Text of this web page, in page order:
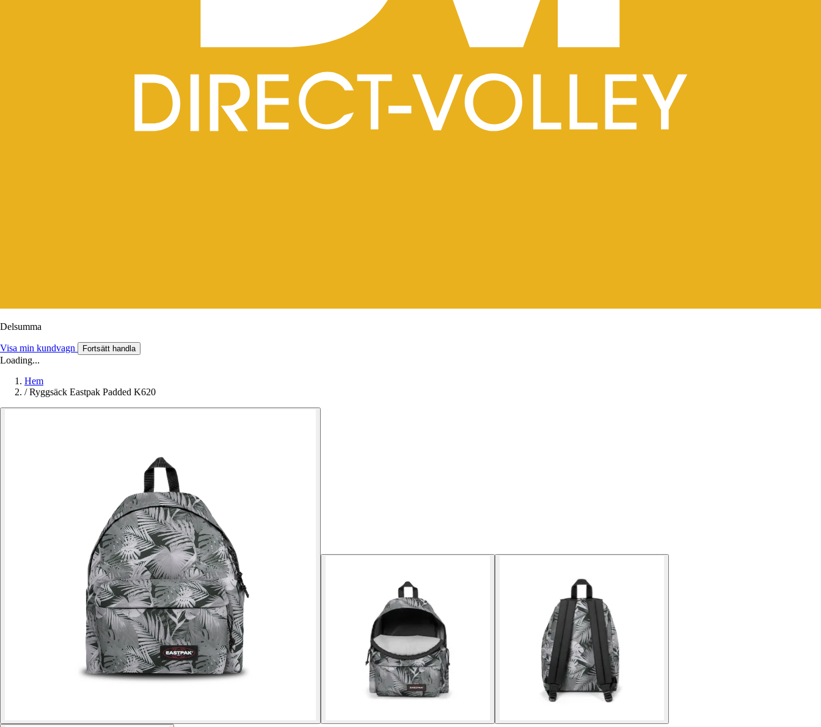
Delsumma
Visa min kundvagn Fortsätt handla
Loading...
Hem
/ Ryggsäck Eastpak Padded K620